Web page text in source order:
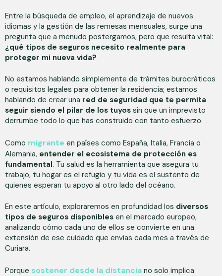
Entre la búsqueda de empleo, el aprendizaje de nuevos
idiomas y la gestión de las remesas mensuales, surge una
pregunta que a menudo postergamos, pero que resulta vital:
¿qué tipos de seguros necesito realmente para
proteger mi nueva vida?
No estamos hablando simplemente de trámites burocráticos
o requisitos legales para obtener la residencia; estamos
hablando de crear una red de seguridad que te permita
seguir siendo el pilar de los tuyos sin que un imprevisto
derrumbe todo lo que has construido con tanto esfuerzo.
Como migrante en países como España, Italia, Francia o
Alemania, entender el ecosistema de protección es
fundamental. Tu salud es la herramienta que asegura tu
trabajo, tu hogar es el refugio y tu vida es el sustento de
quienes esperan tu apoyo al otro lado del océano.
En este artículo, exploraremos en profundidad los diversos
tipos de seguros disponibles en el mercado europeo,
analizando cómo cada uno de ellos se convierte en una
extensión de ese cuidado que envías cada mes a través de
Curiara.
Porque sostener desde la distancia no solo implica